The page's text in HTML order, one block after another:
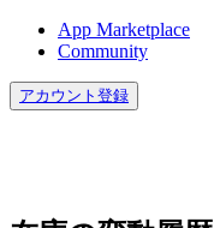
App Marketplace
Community
アカウント登録